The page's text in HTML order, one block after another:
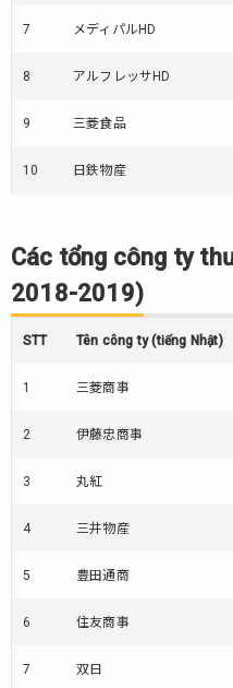
2018-
2019)
7.
cửa
2019)
7 メディパルHD
8 アルフレッサHD
9 三菱食品
10 日鉄物産
Các tổng công ty
2018-2019)
STT Tên công ty (tiếng Nhật)
1 三菱商事
2 伊藤忠商事
3 丸紅
4 三井物産
5 豊田通商
6 住友商事
7 双日